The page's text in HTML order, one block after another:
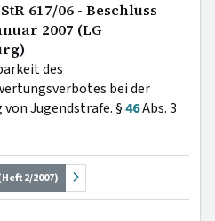
617/06 - Beschluss
2007 (LG
des
bei der
von Jugendstrafe. §46Abs. 3
2/2007)